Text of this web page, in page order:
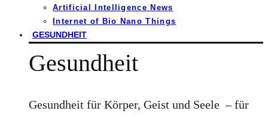
Artificial Intelligence News
Internet of Bio Nano Things
GESUNDHEIT
Gesundheit
Gesundheit für Körper, Geist und Seele – für